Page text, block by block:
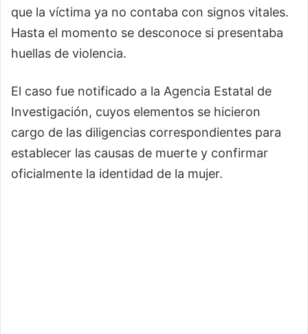
que la víctima ya no contaba con signos vitales.
Hasta el momento se desconoce si presentaba
huellas de violencia.
El caso fue notificado a la Agencia Estatal de
Investigación, cuyos elementos se hicieron
cargo de las diligencias correspondientes para
establecer las causas de muerte y confirmar
oficialmente la identidad de la mujer.